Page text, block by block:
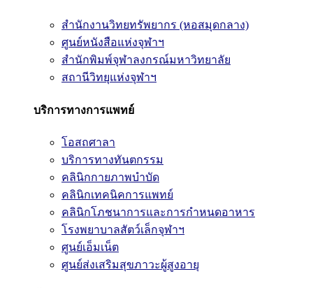
สำนักงานวิทยทรัพยากร (หอสมุดกลาง)
ศูนย์หนังสือแห่งจุฬาฯ
สำนักพิมพ์จุฬาลงกรณ์มหาวิทยาลัย
สถานีวิทยุแห่งจุฬาฯ
บริการทางการแพทย์
โอสถศาลา
บริการทางทันตกรรม
คลินิกกายภาพบำบัด
คลินิกเทคนิคการแพทย์
คลินิกโภชนาการและการกำหนดอาหาร
โรงพยาบาลสัตว์เล็กจุฬาฯ
ศูนย์เอ็มเน็ต
ศูนย์ส่งเสริมสุขภาวะผู้สูงอายุ